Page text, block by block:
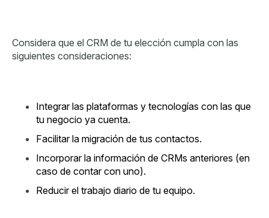
Considera que el CRM de tu elección cumpla con las
siguientes consideraciones:
Integrar las plataformas y tecnologías con las que
tu negocio ya cuenta.
Facilitar la migración de tus contactos.
Incorporar la información de CRMs anteriores (en
caso de contar con uno).
Reducir el trabajo diario de tu equipo.